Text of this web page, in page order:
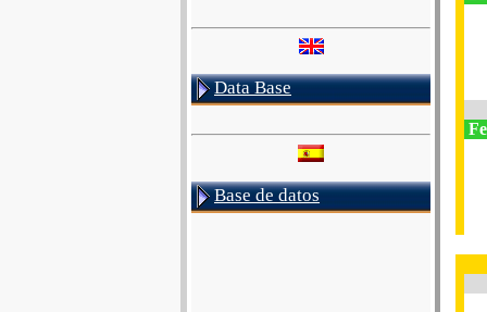
Data Base
Base de datos